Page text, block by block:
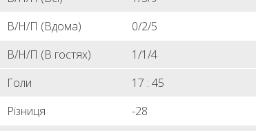
В/Н/П (Вдома)
0/2/5
В/Н/П (В гостях)
1/1/4
Голи
17 : 45
Різниця
-28